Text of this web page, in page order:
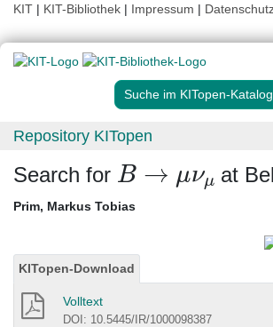
KIT | KIT-Bibliothek | Impressum |
Suche im KITopen-Katalog
Repository KITopen
Search for
B→
at
Prim, Markus Tobias
KITopen-Download
Volltext
DOI: 10.5445/IR/1000098387